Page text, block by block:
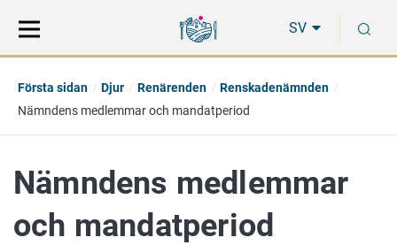
direkt
till
på
hela
SV
Första sidan Djur Renärenden
Renskadenämnden
Nämndens medlemmar och mandatperiod
Nämndens medlemmar
och mandatperiod